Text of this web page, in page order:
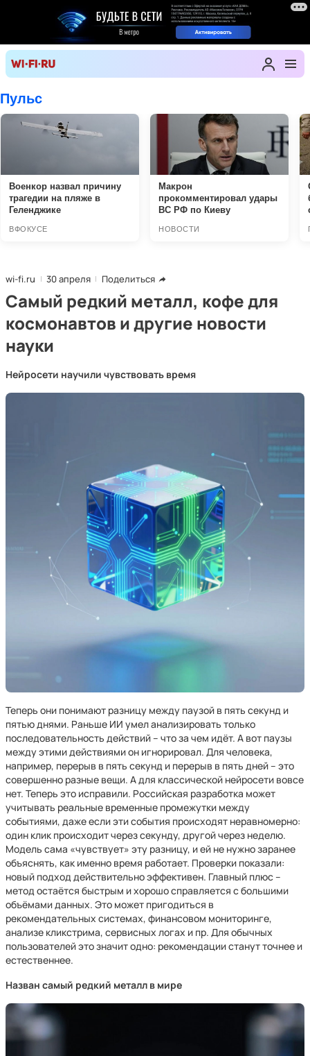
wi-fi.ru 30 апреля Поделиться
Самый редкий металл, кофе для
космонавтов и другие новости
науки
Нейросети научили чувствовать время
Теперь они понимают разницу между паузой в пять секунд и
пятью днями. Раньше ИИ умел анализировать только
последовательность действий – что за чем идёт. А вот паузы
между этими действиями он игнорировал. Для человека,
например, перерыв в пять секунд и перерыв в пять дней – это
совершенно разные вещи. А для классической нейросети вовсе
нет. Теперь это исправили. Российская разработка может
учитывать реальные временные промежутки между
событиями, даже если эти события происходят неравномерно:
один клик происходит через секунду, другой через неделю.
Модель сама «чувствует» эту разницу, и ей не нужно заранее
объяснять, как именно время работает. Проверки показали:
новый подход действительно эффективен. Главный плюс –
метод остаётся быстрым и хорошо справляется с большими
объёмами данных. Это может пригодиться в
рекомендательных системах, финансовом мониторинге,
анализе кликстрима, сервисных логах и пр. Для обычных
пользователей это значит одно: рекомендации станут точнее и
естественнее.
Назван самый редкий металл в мире